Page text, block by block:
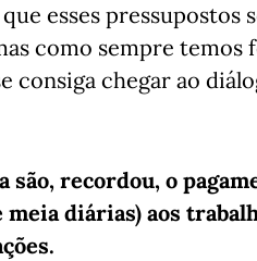
esses pressupostos
como sempre temos
consiga chegar ao
são, recordou, o
diárias) aos